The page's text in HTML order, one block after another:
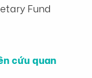
Fund
cứu quan